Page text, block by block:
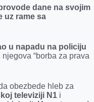
dane na svojim
uz rame sa
u napadu na policiju
“borba za prava
obezbede hleb za
televiziji N1 i